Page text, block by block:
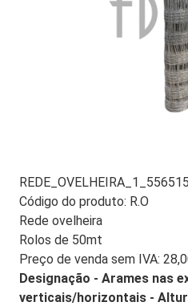
Código do produto: R.O
Rede ovelheira
Rolos de 50mt
Preço de venda sem IVA:
Designação - Arames nas
verticais/horizontais -